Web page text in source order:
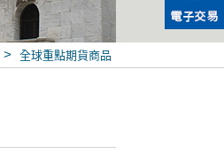
> 全球重點期貨商品